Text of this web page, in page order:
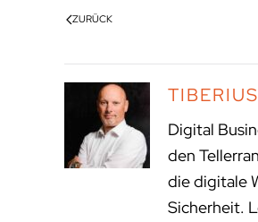
ZURÜCK
Digital
den
die digitale
Sicherheit.